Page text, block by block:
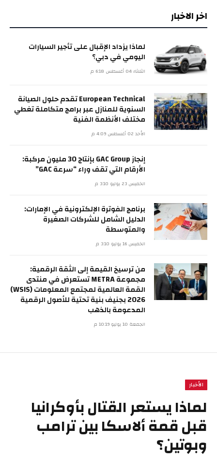
اخر الاخبار
لماذا يزداد الإقبال على تأجير السيارات
اليومي في دبي؟
الثلاثاء 04 أغسطس 6:18 م
European Technical تقدم حلول الصيانة
السنوية للمنازل عبر برامج متكاملة تغطي
مختلف الأنظمة الفنية
الأحد 02 أغسطس 4:09 م
إنجاز GAC Group بإنتاج 30 مليون مركبة:
الأرقام التي تقف وراء “سرعة GAC”
الخميس 23 يوليو 3:10 م
برنامج الفوترة الإلكترونية في الإمارات:
الدليل الشامل للشركات الصغيرة
والمتوسطة
الخميس 16 يوليو 3:10 م
من ترسيخ القيمة إلى الثقة الرقمية:
مجموعة METRA تستعرض في منتدى
القمة العالمية لمجتمع المعلومات (WSIS)
2026 بجنيف بنية تحتية للأصول الرقمية
المدعومة بالذهب
الجمعة 10 يوليو 10:19 م
الأخبار
لماذا يستعر القتال بأوكرانيا
قبل قمة ألاسكا بين ترامب
وبوتين؟